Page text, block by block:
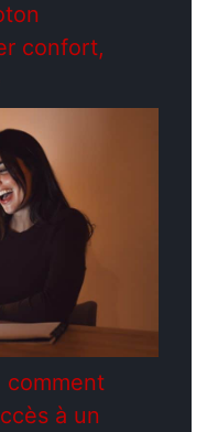
confort,
comment
à un